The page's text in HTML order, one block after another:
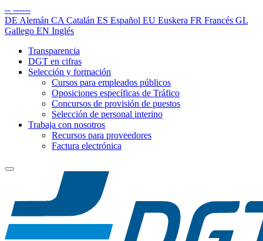
-- ------
DE Alemán CA Catalán ES Español EU Euskera FR Francés GL
Gallego EN Inglés
Transparencia
DGT en cifras
Selección y formación
Cursos para empleados públicos
Oposiciones específicas de Tráfico
Concursos de provisión de puestos
Selección de personal interino
Trabaja con nosotros
Recursos para proveedores
Factura electrónica